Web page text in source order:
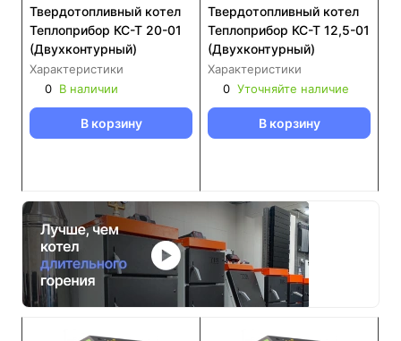
Твердотопливный котел
Теплоприбор КС-Т 20-01
(Двухконтурный)
Характеристики
0 В наличии
В корзину
Твердотопливный котел
Теплоприбор КС-Т 12,5-01
(Двухконтурный)
Характеристики
0 Уточняйте наличие
В корзину